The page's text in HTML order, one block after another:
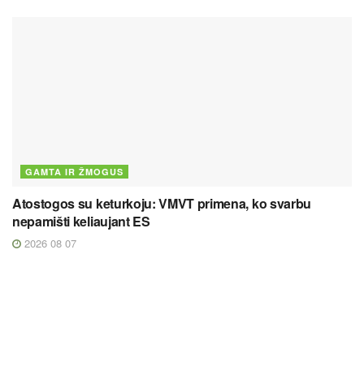
GAMTA IR ŽMOGUS
Atostogos su keturkoju: VMVT primena, ko svarbu
nepamišti keliaujant ES
2026 08 07